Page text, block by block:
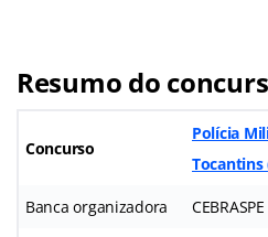
Resumo do
Concurso
Polícia
Tocantins
Banca organizadora CEBRASPE